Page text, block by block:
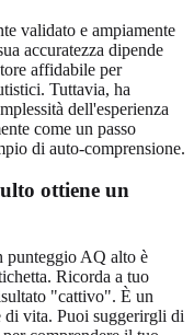
validato e ampiamente
accuratezza dipende
affidabile per
Tuttavia, ha
dell'esperienza
come un passo
di auto-comprensione.
ottiene un
punteggio AQ alto è
Ricorda a tuo
"cattivo". È un
di vita. Puoi suggerirgli di